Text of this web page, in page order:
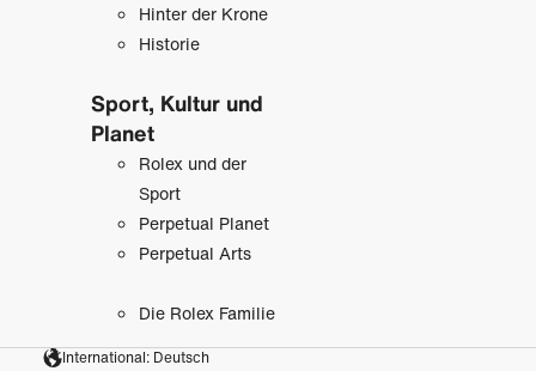
Hinter der Krone
Historie
Sport, Kultur und
Planet
Rolex und der
Sport
Perpetual Planet
Perpetual Arts
Die Rolex Familie
International: Deutsch